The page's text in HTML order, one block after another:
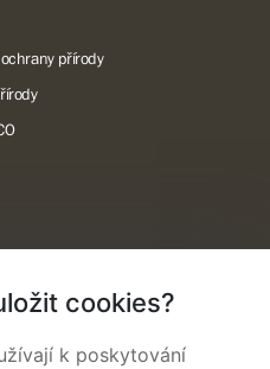
přírody
komise pro UNESCO
cookies?
k poskytování